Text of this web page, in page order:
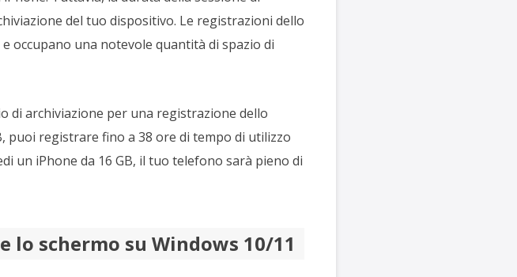
del tuo dispositivo. Le registrazioni dello
occupano una notevole quantità di spazio di
di archiviazione per una registrazione dello
puoi registrare fino a 38 ore di tempo di utilizzo
un iPhone da 16 GB, il tuo telefono sarà pieno di
schermo su Windows 10/11